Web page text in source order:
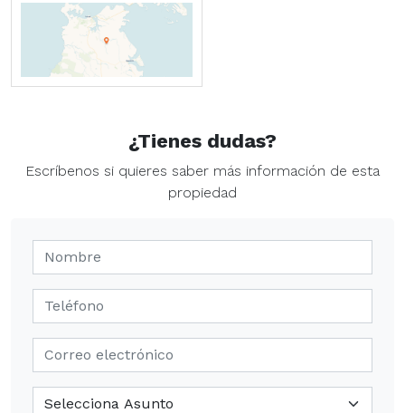
¿Tienes dudas?
Escríbenos si quieres saber más información de esta
propiedad